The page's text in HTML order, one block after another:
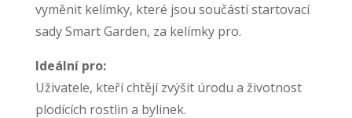
vyměnit kelímky, které jsou součástí startovací
sady Smart Garden, za kelímky pro.
Ideální pro:
Uživatele, kteří chtějí zvýšit úrodu a životnost
plodících rostlin a bylinek.